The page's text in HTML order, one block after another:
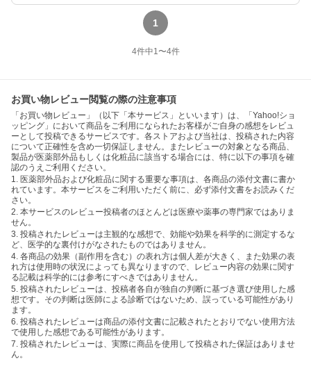
1
4件中1〜4件
お買い物レビュー閲覧の際の注意事項
「お買い物レビュー」（以下「本サービス」といいます）は、「Yahoo!ショ
ッピング」において商品をご利用になられたお客様がご自身の感想をレビュ
ーとして投稿できるサービスです。各ストアおよび当社は、投稿された内容
について正確性を含め一切保証しません。またレビューの対象となる商品、
製品が医薬部外品もしくは化粧品に該当する場合には、特に以下の事項を確
認のうえご利用ください。
1. 医薬部外品および化粧品に関する重要な事項は、各商品の添付文書に書か
れています。本サービスをご利用いただく前に、必ず添付文書をお読みくだ
さい。
2. 本サービスのレビュー投稿者のほとんどは医療や薬事の専門家ではありま
せん。
3. 投稿されたレビューは主観的な感想で、効能や効果を科学的に測定するな
ど、医学的な裏付けがなされたものではありません。
4. 各商品の効果（副作用を含む）の表れ方は個人差が大きく、また効果の表
れ方は使用時の状況によっても異なりますので、レビュー内容の効果に関す
る記載は科学的には参考にすべきではありません。
5. 投稿されたレビューは、投稿者各自が独自の判断に基づき選び使用した感
想です。その判断は医師による診断ではないため、誤っている可能性があり
ます。
6. 投稿されたレビューは商品の添付文書に記載されたとおりでない使用方法
で使用した感想である可能性があります。
7. 投稿されたレビューは、実際に商品を使用して投稿された保証はありませ
ん。